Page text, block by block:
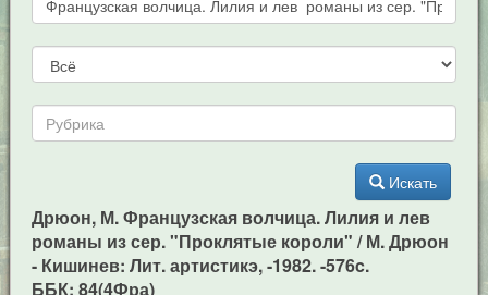
Искать
Дрюон, М. Французская волчица. Лилия и лев
романы из сер. "Проклятые короли" / М. Дрюон
- Кишинев: Лит. артистикэ, -1982. -576c.
ББК: 84(4Фра)